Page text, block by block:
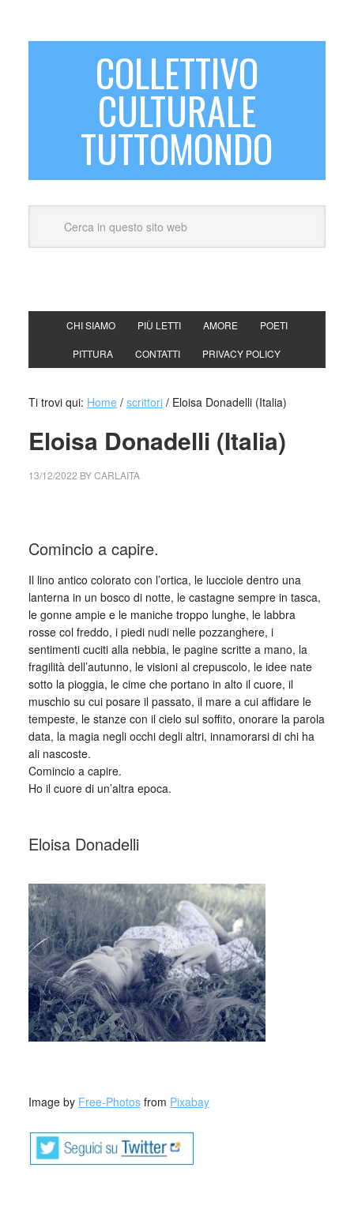
COLLETTIVO
CULTURALE
TUTTOMONDO
CHI SIAMO PIÙ LETTI AMORE POETI
PITTURA CONTATTI PRIVACY POLICY
Ti trovi qui: Home / scrittori /Eloisa Donadelli (Italia)
Eloisa Donadelli (Italia)
13/12/2022 BYCARLAITA
Comincio a capire.
Il lino antico colorato con l’ortica, le lucciole dentro una
lanterna in un bosco di notte, le castagne sempre in tasca,
le gonne ampie e le maniche troppo lunghe, le labbra
rosse col freddo, i piedi nudi nelle pozzanghere, i
sentimenti cuciti alla nebbia, le pagine scritte a mano, la
fragilità dell’autunno, le visioni al crepuscolo, le idee nate
sotto la pioggia, le cime che portano in alto il cuore, il
muschio su cui posare il passato, il mare a cui affidare le
tempeste, le stanze con il cielo sul soffito, onorare la parola
data, la magia negli occhi degli altri, innamorarsi di chi ha
ali nascoste.
Comincio a capire.
Ho il cuore di un’altra epoca.
Eloisa Donadelli
Image by Free-Photosfrom Pixabay